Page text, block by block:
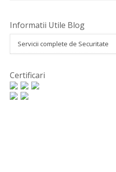
Informatii Utile Blog
Servicii complete de Securitate
Certificari